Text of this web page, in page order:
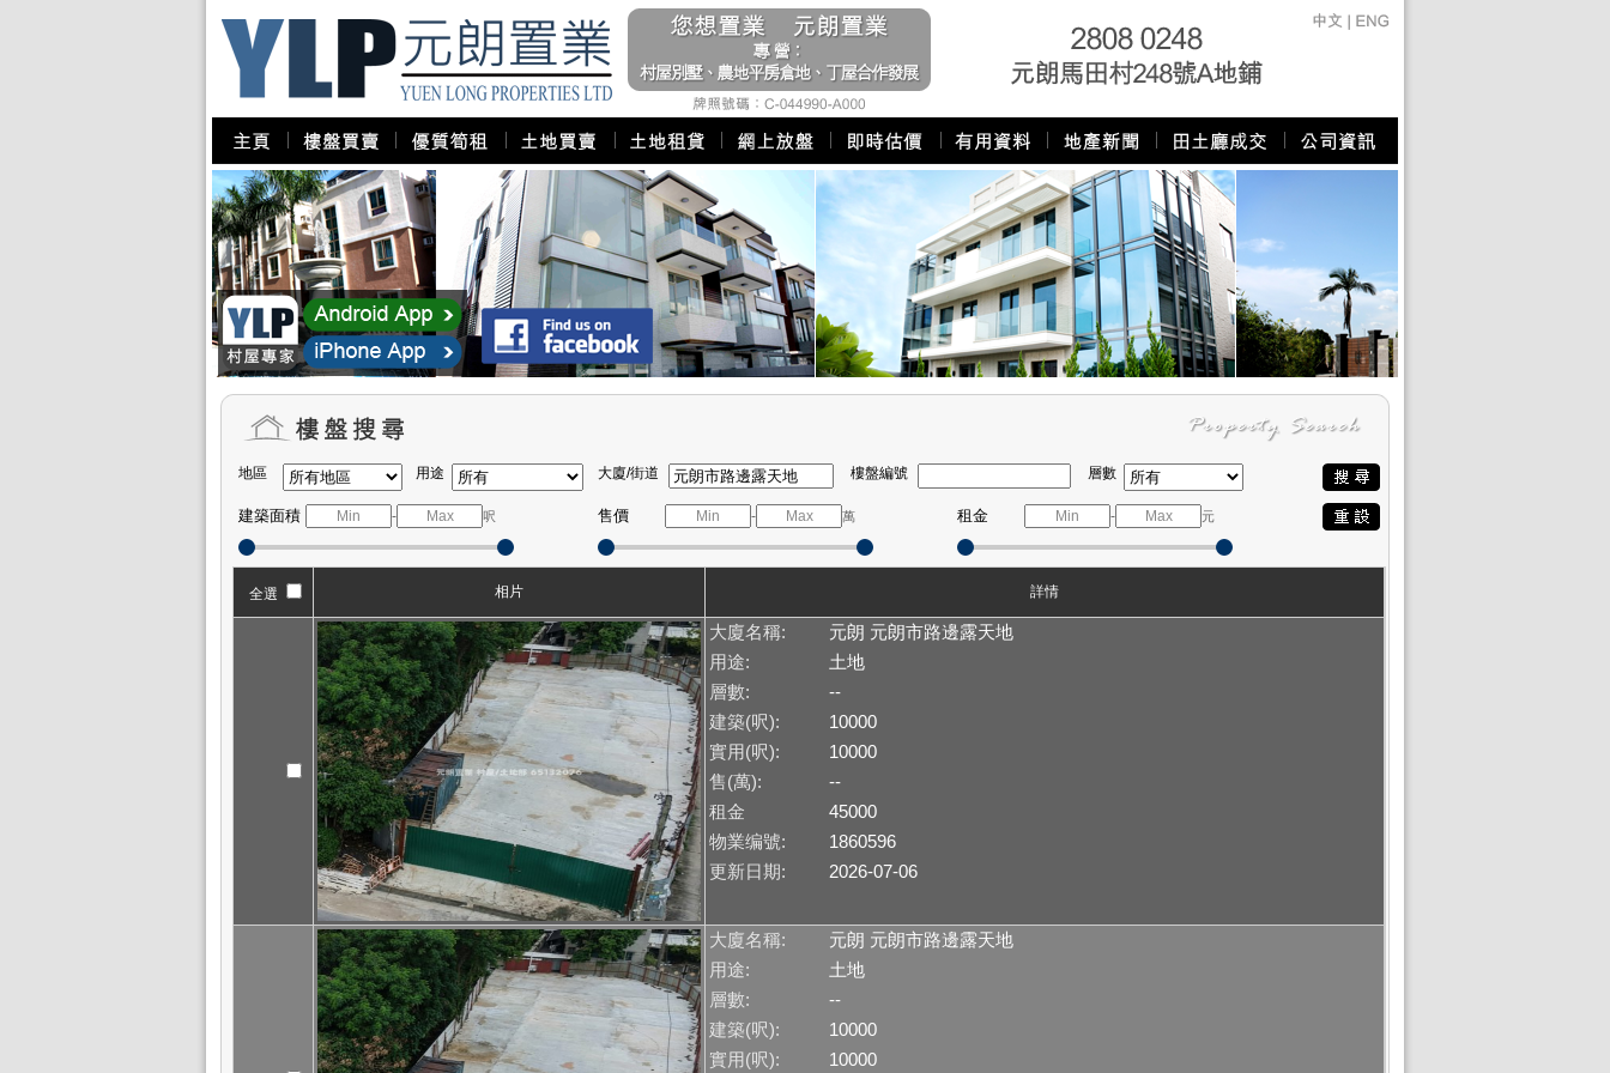
地區 用途 大廈/街道 樓盤編號 層數
建築面積 - 呎 售價 - 萬 租金 - 元
全選 相片 詳情
大廈名稱:
元朗 元朗市路邊露天地
用途:
土地
層數:
--
建築(呎):
10000
實用(呎):
10000
售(萬):
--
租金
45000
物業编號:
1860596
更新日期:
2026-07-06
大廈名稱:
元朗 元朗市路邊露天地
用途:
土地
層數:
--
建築(呎):
10000
實用(呎):
10000